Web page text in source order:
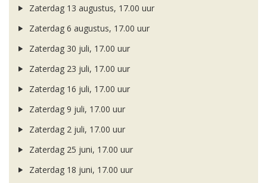
Zaterdag 13 augustus, 17.00 uur
Zaterdag 6 augustus, 17.00 uur
Zaterdag 30 juli, 17.00 uur
Zaterdag 23 juli, 17.00 uur
Zaterdag 16 juli, 17.00 uur
Zaterdag 9 juli, 17.00 uur
Zaterdag 2 juli, 17.00 uur
Zaterdag 25 juni, 17.00 uur
Zaterdag 18 juni, 17.00 uur